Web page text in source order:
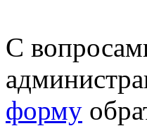
С
форму